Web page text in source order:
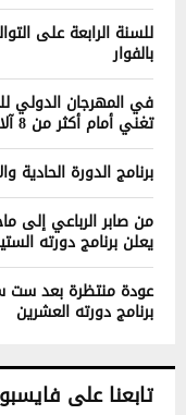
للسنة الرابعة على
بالفوار
في المهرجان الدولي
تغني أمام أكثر من 8 آلاف متفرجا
برنامج الدورة
من صابر الرباعي إلى
يعلن برنامج دورته
عودة منتظرة بعد ست
برنامج دورته العشرين
تابعنا على